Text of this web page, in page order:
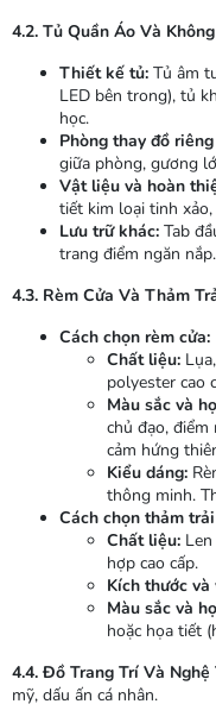
4.2. Tủ Quần Áo Và
Thiết kế tủ: Tủ âm
LED bên trong), tủ
học.
Phòng thay đồ
giữa phòng, gương
Vật liệu và hoàn
tiết kim loại tinh
Lưu trữ khác: Tab
trang điểm ngăn nắp.
4.3. Rèm Cửa Và Thảm
Cách chọn rèm cửa:
Chất liệu:
polyester cao
Màu sắc và
chủ đạo,
cảm hứng
Kiểu dáng:
thông minh.
Cách chọn thảm
Chất liệu:
hợp cao cấp.
Kích thước và
Màu sắc và
hoặc họa tiết
4.4. Đồ Trang Trí Và
mỹ, dấu ấn cá nhân.